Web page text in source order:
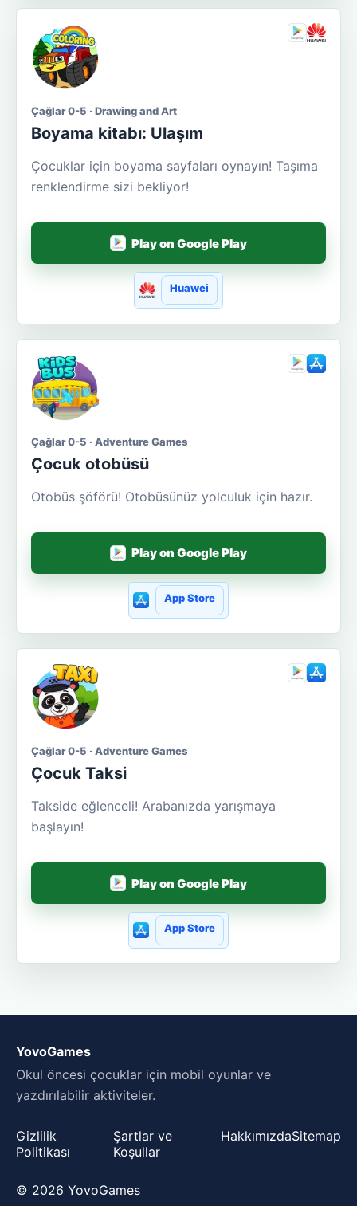
Çağlar 0-5 · Drawing and Art
Boyama kitabı: Ulaşım
Çocuklar için boyama sayfaları oynayın! Taşıma
renklendirme sizi bekliyor!
Play on Google Play
Huawei
Çağlar 0-5 · Adventure Games
Çocuk otobüsü
Otobüs şöförü! Otobüsünüz yolculuk için hazır.
Play on Google Play
App Store
Çağlar 0-5 · Adventure Games
Çocuk Taksi
Takside eğlenceli! Arabanızda yarışmaya
başlayın!
Play on Google Play
App Store
YovoGames
Okul öncesi çocuklar için mobil oyunlar ve
yazdırılabilir aktiviteler.
Gizlilik
Politikası
Şartlar ve
Koşullar
HakkımızdaSitemap
© 2026 YovoGames